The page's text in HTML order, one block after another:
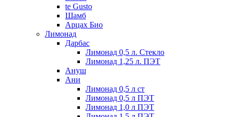
te Gusto
Шамб
Арцах Био
Лимонад
Дарбас
Лимонад 0,5 л. Стекло
Лимонад 1,25 л. ПЭТ
Ануш
Ани
Лимонад 0,5 л ст
Лимонад 0,5 л ПЭТ
Лимонад 1,0 л ПЭТ